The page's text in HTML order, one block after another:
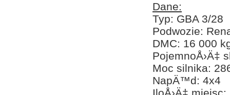
Dane:
Typ: GBA 3/28
Podwozie:
DMC: 16 000
PojemnoÅ›Ä‡
Moc silnika:
NapÄ™d: 4x4